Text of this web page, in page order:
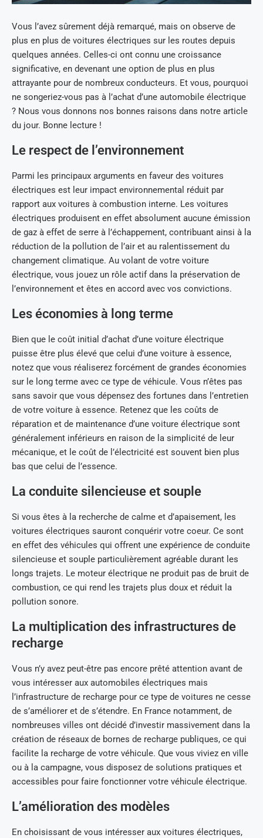
Vous l’avez sûrement déjà remarqué, mais on observe de
plus en plus de voitures électriques sur les routes depuis
quelques années. Celles-ci ont connu une croissance
significative, en devenant une option de plus en plus
attrayante pour de nombreux conducteurs. Et vous, pourquoi
ne songeriez-vous pas à l’achat d’une automobile électrique
? Nous vous donnons nos bonnes raisons dans notre article
du jour. Bonne lecture !
Le respect de l’environnement
Parmi les principaux arguments en faveur des voitures
électriques est leur impact environnemental réduit par
rapport aux voitures à combustion interne. Les voitures
électriques produisent en effet absolument aucune émission
de gaz à effet de serre à l’échappement, contribuant ainsi à la
réduction de la pollution de l’air et au ralentissement du
changement climatique. Au volant de votre voiture
électrique, vous jouez un rôle actif dans la préservation de
l’environnement et êtes en accord avec vos convictions.
Les économies à long terme
Bien que le coût initial d’achat d’une voiture électrique
puisse être plus élevé que celui d’une voiture à essence,
notez que vous réaliserez forcément de grandes économies
sur le long terme avec ce type de véhicule. Vous n’êtes pas
sans savoir que vous dépensez des fortunes dans l’entretien
de votre voiture à essence. Retenez que les coûts de
réparation et de maintenance d’une voiture électrique sont
généralement inférieurs en raison de la simplicité de leur
mécanique, et le coût de l’électricité est souvent bien plus
bas que celui de l’essence.
La conduite silencieuse et souple
Si vous êtes à la recherche de calme et d’apaisement, les
voitures électriques sauront conquérir votre coeur. Ce sont
en effet des véhicules qui offrent une expérience de conduite
silencieuse et souple particulièrement agréable durant les
longs trajets. Le moteur électrique ne produit pas de bruit de
combustion, ce qui rend les trajets plus doux et réduit la
pollution sonore.
La multiplication des infrastructures de
recharge
Vous n’y avez peut-être pas encore prêté attention avant de
vous intéresser aux automobiles électriques mais
l’infrastructure de recharge pour ce type de voitures ne cesse
de s’améliorer et de s’étendre. En France notamment, de
nombreuses villes ont décidé d’investir massivement dans la
création de réseaux de bornes de recharge publiques, ce qui
facilite la recharge de votre véhicule. Que vous viviez en ville
ou à la campagne, vous disposez de solutions pratiques et
accessibles pour faire fonctionner votre véhicule électrique.
L’amélioration des modèles
En choisissant de vous intéresser aux voitures électriques,